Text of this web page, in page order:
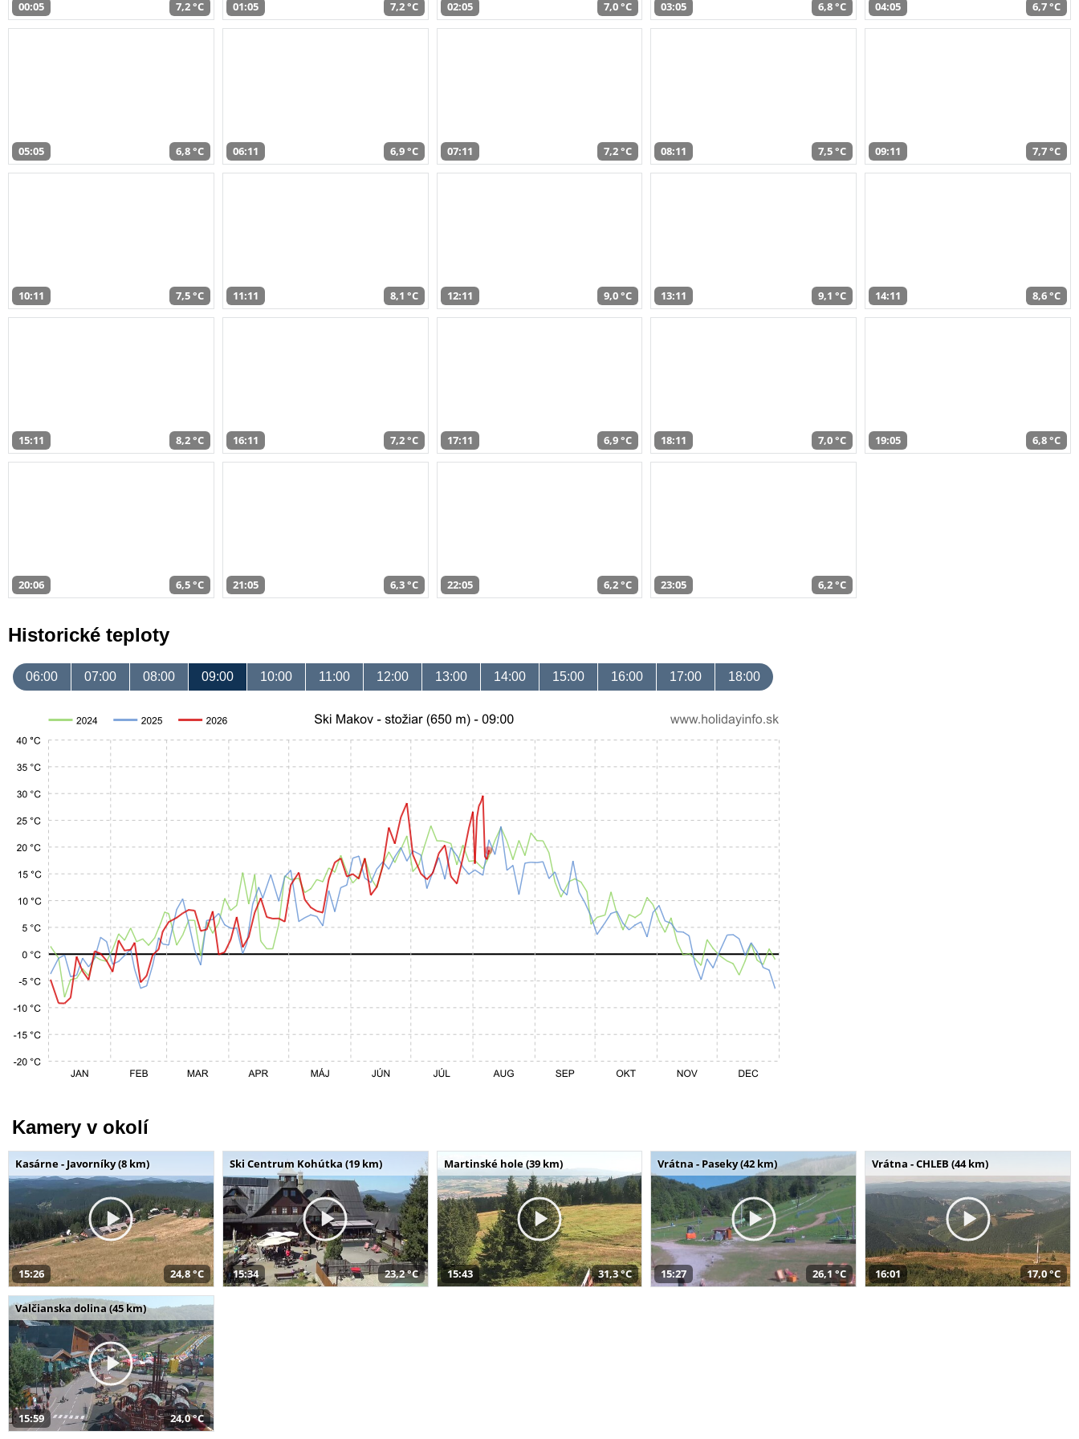
00:05 7,2 °C 01:05 7,2 °C 02:05 7,0 °C 03:05 6,8 °C 04:05 6,7 °C
05:05 6,8 °C 06:11 6,9 °C 07:11 7,2 °C 08:11 7,5 °C 09:11 7,7 °C
10:11 7,5 °C 11:11 8,1 °C 12:11 9,0 °C 13:11 9,1 °C 14:11 8,6 °C
15:11 8,2 °C 16:11 7,2 °C 17:11 6,9 °C 18:11 7,0 °C 19:05 6,8 °C
20:06 6,5 °C 21:05 6,3 °C 22:05 6,2 °C 23:05 6,2 °C
Historické teploty
06:00 07:00 08:00 09:00 10:00 11:00 12:00 13:00 14:00 15:00 16:00 17:00 18:00
Kamery v okolí
Kasárne - Javorníky (8 km)
15:26 24,8 °C
Ski Centrum Kohútka (19 km)
15:34 23,2 °C
Martinské hole (39 km)
15:43 31,3 °C
Vrátna - Paseky (42 km)
15:27 26,1 °C
Vrátna - CHLEB (44 km)
16:01 17,0 °C
Valčianska dolina (45 km)
15:59 24,0 °C